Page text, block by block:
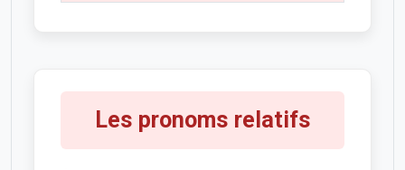
Les pronoms relatifs